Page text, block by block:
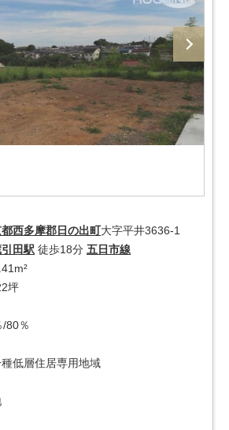
西多摩郡日の出町大字平井3636-1
田駅 徒歩18分 五日市線
坪
/80％
低層住居専用地域